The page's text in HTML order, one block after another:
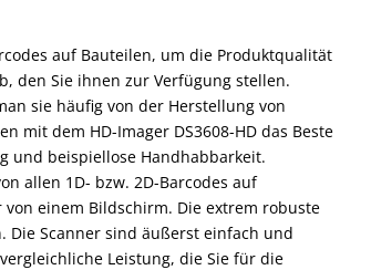
auf Bauteilen, um die Produktqualität
den Sie ihnen zur Verfügung stellen.
sie häufig von der Herstellung von
mit dem HD-Imager DS3608-HD das Beste
und beispiellose Handhabbarkeit.
allen 1D- bzw. 2D-Barcodes auf
einem Bildschirm. Die extrem robuste
Scanner sind äußerst einfach und
Leistung, die Sie für die